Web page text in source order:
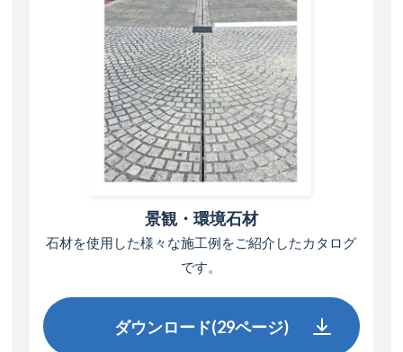
景観・環境石材
石材を使用した様々な施工例をご紹介したカタログ
です。
ダウンロード(29ページ)